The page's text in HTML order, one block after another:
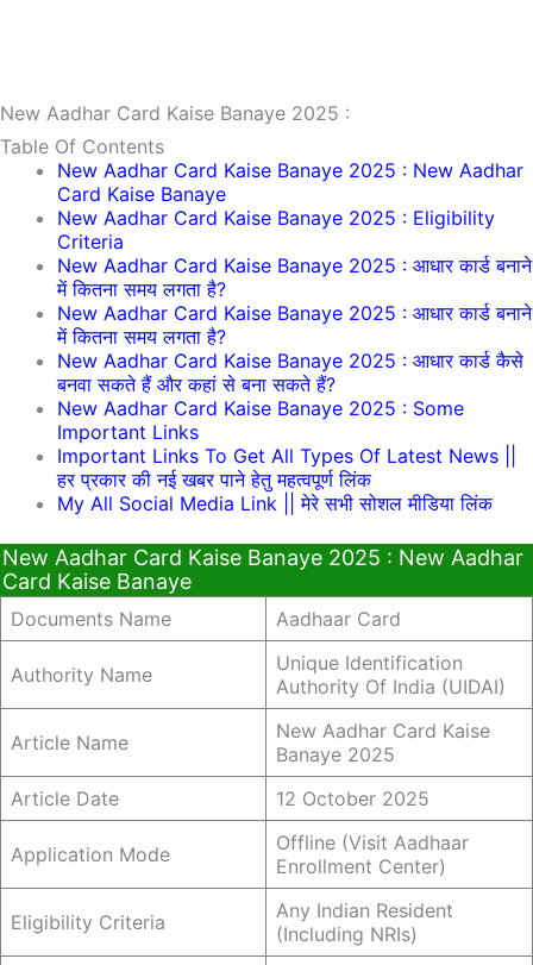
New Aadhar Card Kaise Banaye 2025 :
Table Of Contents
New Aadhar Card Kaise Banaye 2025 : New Aadhar
Card Kaise Banaye
New Aadhar Card Kaise Banaye 2025 : Eligibility
Criteria
New Aadhar Card Kaise Banaye 2025 : आधार कार्ड बनाने
में कितना समय लगता है?
New Aadhar Card Kaise Banaye 2025 : आधार कार्ड बनाने
में कितना समय लगता है?
New Aadhar Card Kaise Banaye 2025 : आधार कार्ड कैसे
बनवा सकते हैं और कहां से बना सकते हैं?
New Aadhar Card Kaise Banaye 2025 : Some
Important Links
Important Links To Get All Types Of Latest News ||
हर प्रकार की नई खबर पाने हेतु महत्वपूर्ण लिंक
My All Social Media Link || मेरे सभी सोशल मीडिया लिंक
New Aadhar Card Kaise Banaye 2025 : New Aadhar
Card Kaise Banaye
Documents Name Aadhaar Card
Authority Name
Unique Identification
Authority Of India (UIDAI)
Article Name
New Aadhar Card Kaise
Banaye 2025
Article Date
12 October 2025
Application Mode
Offline (Visit Aadhaar
Enrollment Center)
Eligibility Criteria
Any Indian Resident
(Including NRIs)